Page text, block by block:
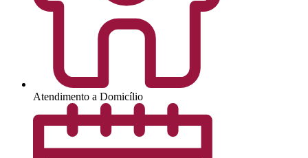
Atendimento a Domicílio